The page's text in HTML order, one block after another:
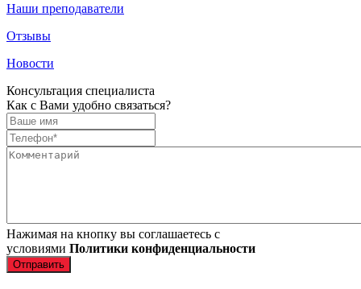
Наши преподаватели
Отзывы
Новости
Консультация специалиста
Как с Вами удобно связаться?
Нажимая на кнопку вы соглашаетесь с
условиями Политики конфиденциальности
Отправить